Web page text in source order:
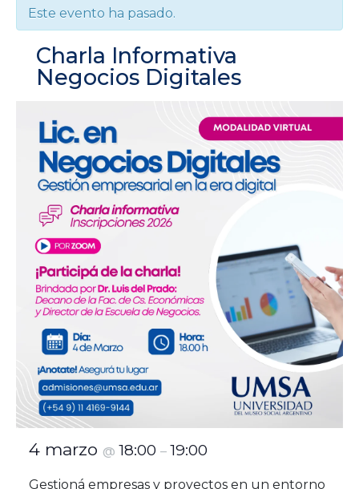
Este evento ha pasado.
Charla Informativa
Negocios Digitales
4 marzo @ 18:00 – 19:00
Gestioná empresas y proyectos en un entorno